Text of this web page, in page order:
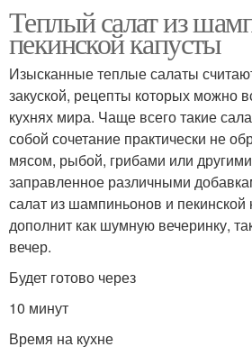
Теплый салат из
пекинской капусты
Изысканные теплые салаты
закуской, рецепты которых можно
кухнях мира. Чаще всего такие
собой сочетание практически не
мясом, рыбой, грибами или
заправленное различными
салат из шампиньонов и пекинской
дополнит как шумную вечеринку,
вечер.
Будет готово через
10 минут
Время на кухне